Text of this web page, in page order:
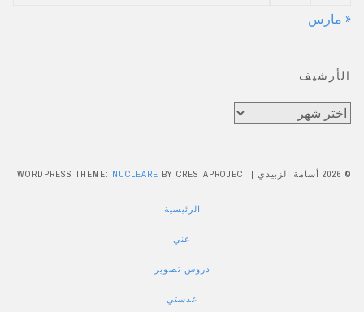
« مارس
الأرشيف
الأرشيف
© 2026 أسامة الزبيدي |
WORDPRESS THEME: NUCLEARE BY CRESTAPROJECT.
الرئيسية
عني
دروس تصوير
عدستي